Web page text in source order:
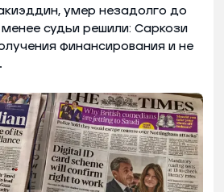
умер незадолго до
судьи решили: Саркози
финансирования и не